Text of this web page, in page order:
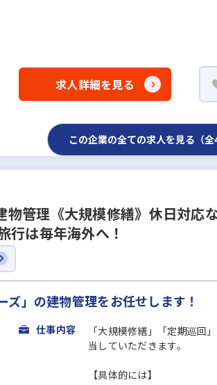
求人詳細を見る
この企業の全ての求人を見る（
物管理《大規模修繕》休日対
行は毎年海外へ！
」の建物管理をお任せします！
仕事内容
「大規模修繕」「定期巡回
当していただきます。
【具体的には】